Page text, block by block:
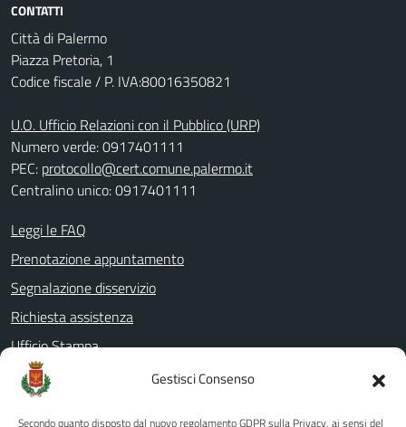
Gestisci Consenso
Secondo quanto disposto dal nuovo regolamento GDPR sulla Privacy, ai sensi del
CONTATTI
Città di Palermo
Piazza Pretoria, 1
Codice fiscale / P. IVA:80016350821
U.O. Ufficio Relazioni con il Pubblico (URP)
Numero verde: 0917401111
PEC: protocollo@cert.comune.palermo.it
Centralino unico: 0917401111
Leggi le FAQ
Prenotazione appuntamento
Segnalazione disservizio
Richiesta assistenza
Ufficio Stampa
Amministrazione Trasparente
Albo pretorio